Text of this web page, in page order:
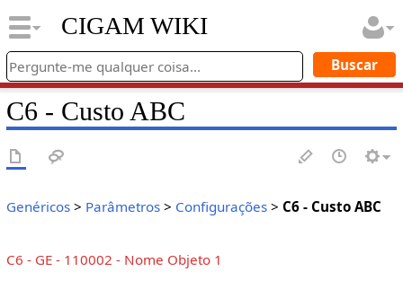
CIGAM WIKI
C6 - Custo ABC
Genéricos> Parâmetros> Configurações> C6 - Custo ABC
C6 - GE - 110002 - Nome Objeto 1